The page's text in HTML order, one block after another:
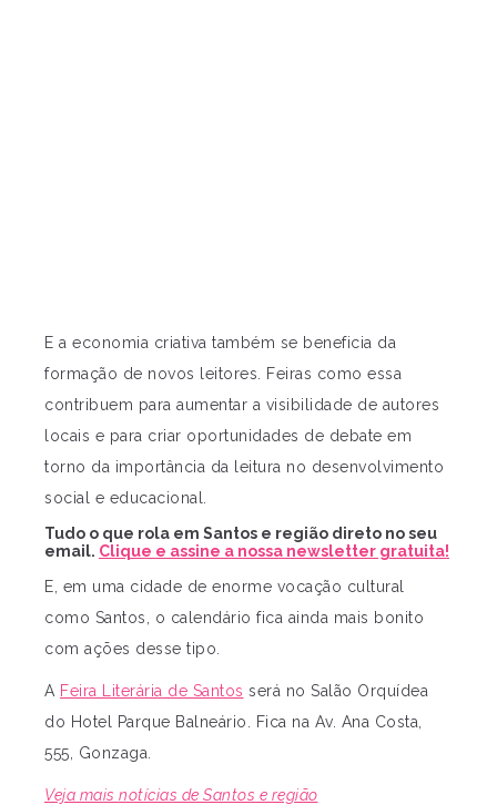
E a economia criativa também se beneficia da
formação de novos leitores. Feiras como essa
contribuem para aumentar a visibilidade de autores
locais e para criar oportunidades de debate em
torno da importância da leitura no desenvolvimento
social e educacional.
Tudo o que rola em Santos e região direto no seu
email. Clique e assine a nossa newsletter gratuita!
E, em uma cidade de enorme vocação cultural
como Santos, o calendário fica ainda mais bonito
com ações desse tipo.
A Feira Literária de Santos será no Salão Orquídea
do Hotel Parque Balneário. Fica na Av. Ana Costa,
555, Gonzaga.
Veja mais notícias de Santos e região